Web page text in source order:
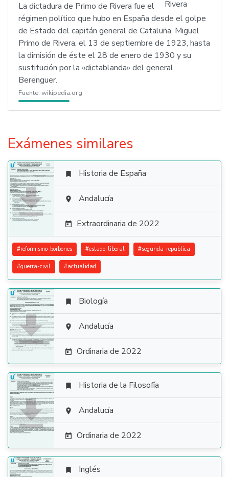
La dictadura de Primo de Rivera fue el
régimen político que hubo en España desde el golpe
de Estado del capitán general de Cataluña, Miguel
Primo de Rivera, el 13 de septiembre de 1923, hasta
la dimisión de éste el 28 de enero de 1930 y su
sustitución por la «dictablanda» del general
Berenguer.
Fuente: wikipedia.org
Exámenes similares

 Historia de España
 Andalucía
 Extraordinaria de 2022
#reformismo-borbones #estado-liberal #segunda-republica
#guerra-civil #actualidad

 Biología
 Andalucía
 Ordinaria de 2022

 Historia de la Filosofía
 Andalucía
 Ordinaria de 2022
 Inglés